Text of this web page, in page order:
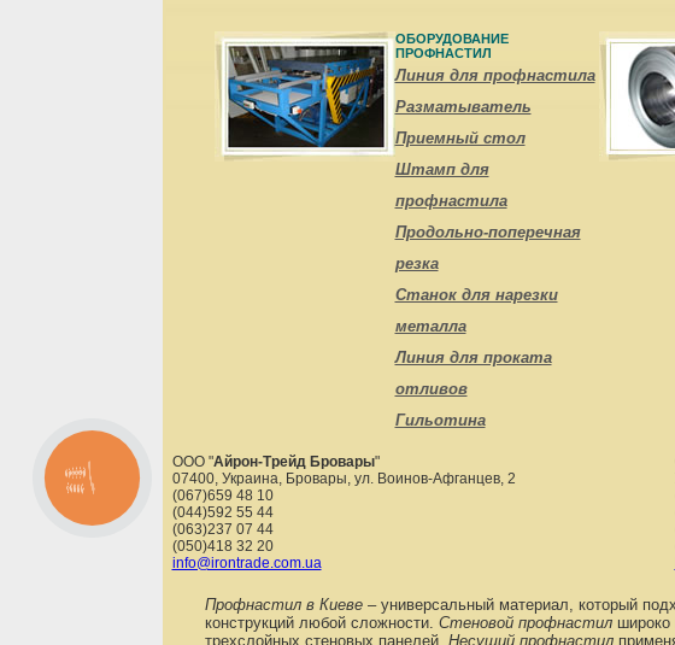
ОБОРУДОВАНИЕ
ПРОФНАСТИЛ
Линия для профнастила
Разматыватель
Приемный стол
Штамп для
профнастила
Продольно-поперечная
резка
Станок для нарезки
металла
Линия для проката
отливов
Гильотина
ООО "Айрон-Трейд Бровары"
07400, Украина, Бровары, ул. Воинов-Афганцев, 2
(067)659 48 10
(044)592 55 44
(063)237 07 44
(050)418 32 20
info@irontrade.com.ua
Профнастил в Киеве– универсальный материал, который
конструкций любой сложности. Стеновой профнастилшироко
трехслойных стеновых панелей. Несущий профнастил
������
�����